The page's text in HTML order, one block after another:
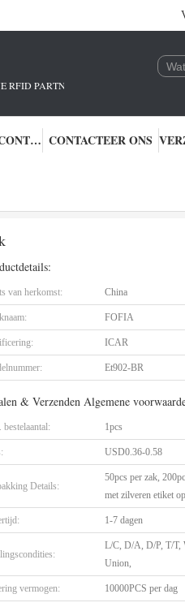
KWALITEITSCONTROLE CONTACTEER ONS
van herkomst: China
FOFIA
ICAR
Et902-BR
& Verzenden Algemene
1pcs
USD0.36-0.58
Details:
50pcs per zak,
met zilveren etiket
1-7 dagen
L/C, D/A, D/P, T/T,
Union,
vermogen: 10000PCS per dag